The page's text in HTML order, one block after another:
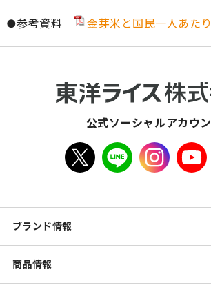
●参考資料 金芽米と国民一人あた
公式ソーシャルアカウ
ブランド情報
商品情報